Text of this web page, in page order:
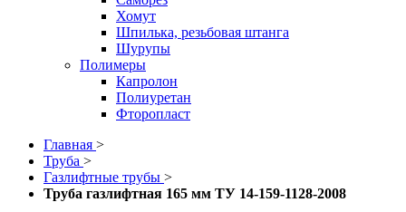
Хомут
Шпилька, резьбовая штанга
Шурупы
Полимеры
Капролон
Полиуретан
Фторопласт
Главная >
Труба >
Газлифтные трубы >
Труба газлифтная 165 мм ТУ 14-159-1128-2008